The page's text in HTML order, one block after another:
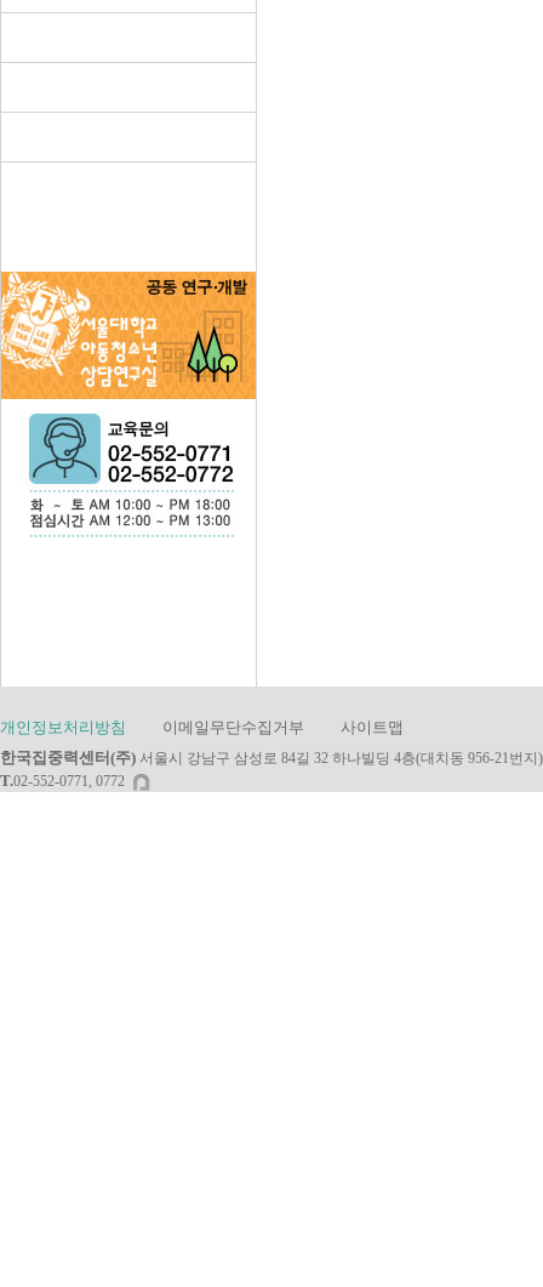
개인정보처리방침 이메일무단수집거부
사이트맵
한국집중력센터(주) 서울시 강남구 삼성로 84길 32 하나빌딩 4층(대치동 956-21번지)
T.02-552-0771, 0772